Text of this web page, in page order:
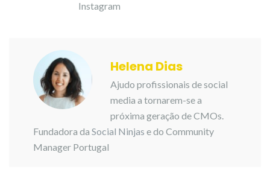
Helena Dias
Ajudo profissionais de social
media a tornarem-se a
próxima geração de CMOs.
Fundadora da Social Ninjas e do Community
Manager Portugal